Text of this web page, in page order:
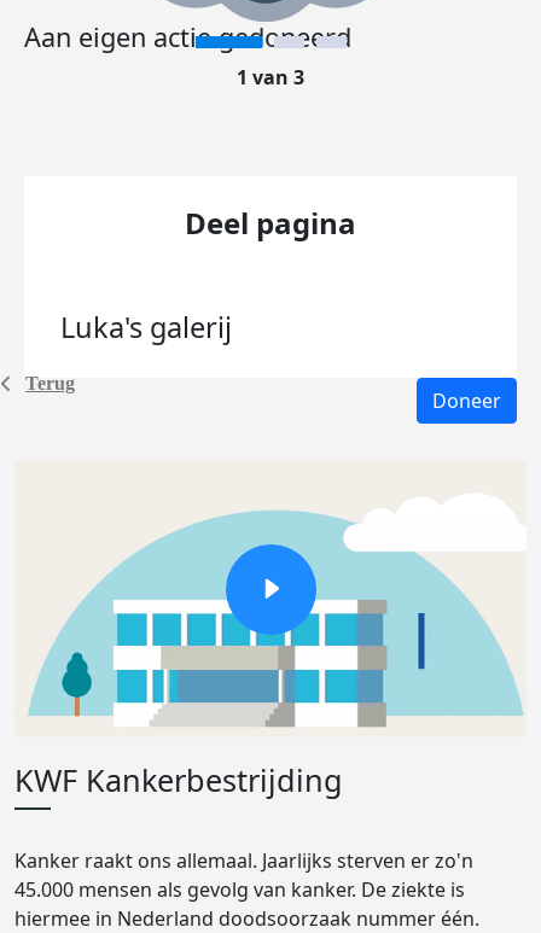
Terug
Aan eigen actie gedoneerd
1 van 3
Deel pagina
Luka's galerij
Doneer
KWF Kankerbestrijding
Kanker raakt ons allemaal. Jaarlijks sterven er zo'n
45.000 mensen als gevolg van kanker. De ziekte is
hiermee in Nederland doodsoorzaak nummer één.